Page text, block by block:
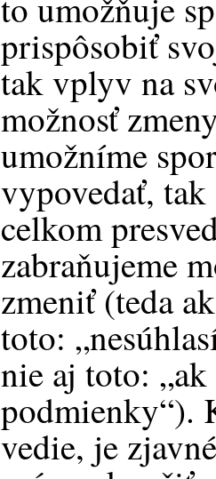
prispôsobiť
tak vplyv na
možnosť
umožníme
vypovedať,
celkom
zabraňujeme
zmeniť (teda
toto:
nie aj toto: „ak
podmienky“).
vedie, je